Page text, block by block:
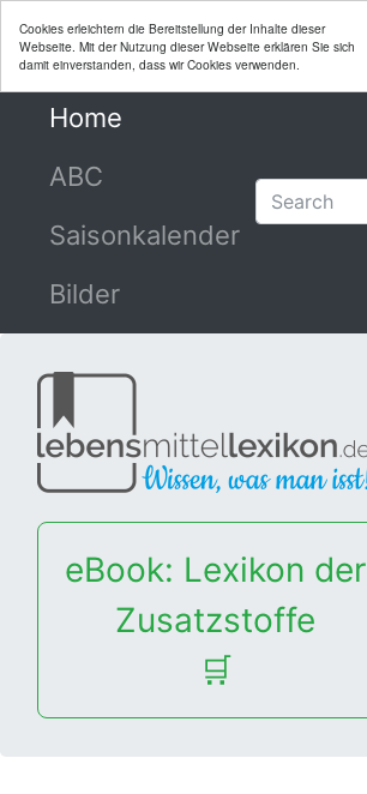
Cookies erleichtern die Bereitstellung der Inhalte dieser
Webseite. Mit der Nutzung dieser Webseite erklären Sie sich
damit einverstanden, dass wir Cookies verwenden.
Home
ABC
Saisonkalender
Bilder
eBook: Lexikon der
Zusatzstoffe
🛒